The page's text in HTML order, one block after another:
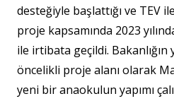
desteğiyle başlattığı ve TEV
proje kapsamında 2023
ile irtibata geçildi.
öncelikli proje alanı olarak
yeni bir anaokulun yapımı